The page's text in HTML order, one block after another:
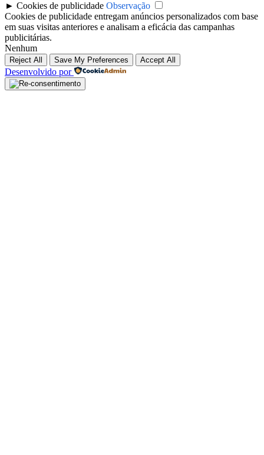
► Cookies de publicidade Observação
Cookies de publicidade entregam anúncios personalizados com base
em suas visitas anteriores e analisam a eficácia das campanhas
publicitárias.
Nenhum
Reject All Save My Preferences Accept All
Desenvolvido por